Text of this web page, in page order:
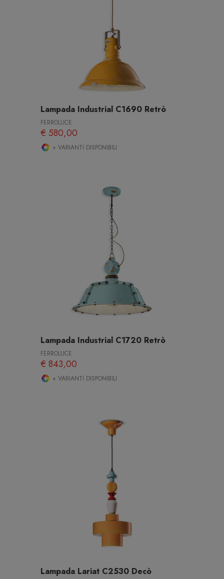
Lampada Industrial C1690 Retrò
FERROLUCE
€ 580,00
+ VARIANTI DISPONIBILI
Lampada Industrial C1720 Retrò
FERROLUCE
€ 843,00
+ VARIANTI DISPONIBILI
Lampada Lariat C2530 Decò